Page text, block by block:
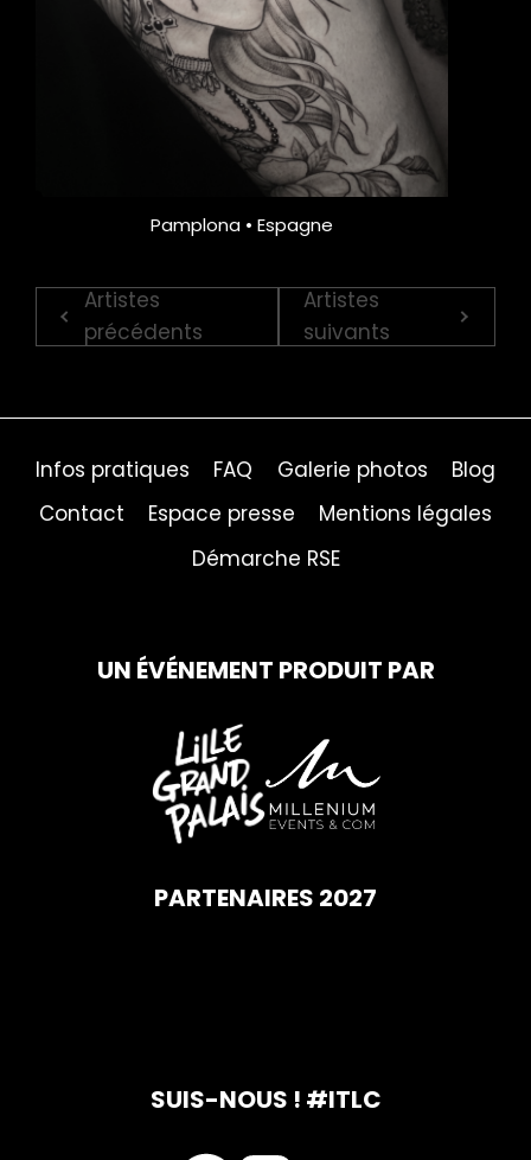
Pamplona • Espagne
Artistes
précédents
Artistes
suivants
Infos pratiques FAQ Galerie photos
Blog
Contact
Espace presse
Mentions légales
Démarche RSE
UN ÉVÉNEMENT PRODUIT PAR
PARTENAIRES 2027
SUIS-NOUS ! #ITLC